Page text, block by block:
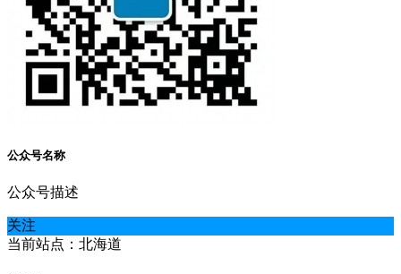
公众号名称
公众号描述
关注
当前站点：北海道